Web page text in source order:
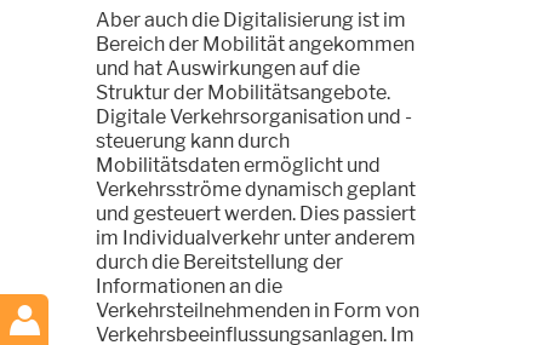
Aber auch die Digitalisierung ist im
Bereich der Mobilität angekommen
und hat Auswirkungen auf die
Struktur der Mobilitätsangebote.
Digitale Verkehrsorganisation und -
steuerung kann durch
Mobilitätsdaten ermöglicht und
Verkehrsströme dynamisch geplant
und gesteuert werden. Dies passiert
im Individualverkehr unter anderem
durch die Bereitstellung der
Informationen an die
Verkehrsteilnehmenden in Form von
Verkehrsbeeinflussungsanlagen. Im